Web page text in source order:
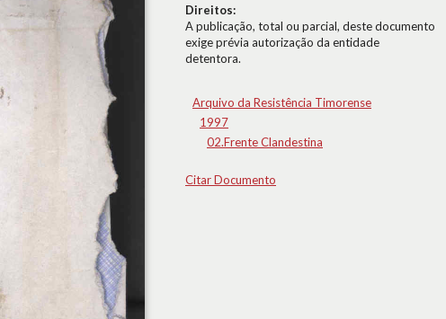
Direitos:
A publicação, total ou parcial, deste documento
exige prévia autorização da entidade
detentora.
Arquivo da Resistência Timorense
1997
02.Frente Clandestina
Citar Documento